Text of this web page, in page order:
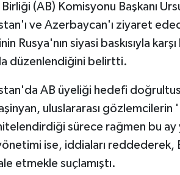
(AB) Komisyonu Başkanı
ve Azerbaycan'ı ziyaret
Rusya'nın siyasi baskısıyla
düzenlendiğini belirtti.
AB üyeliği hedefi
uluslararası gözlemcilerin
sürece rağmen bu ay
ise, iddiaları reddederek,
etmekle suçlamıştı.